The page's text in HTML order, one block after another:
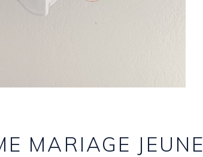
MARIAGE JEUNE